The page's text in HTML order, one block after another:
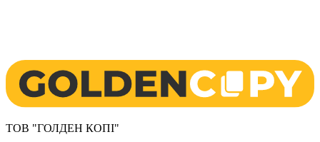
ТОВ "ГОЛДЕН КОПІ"